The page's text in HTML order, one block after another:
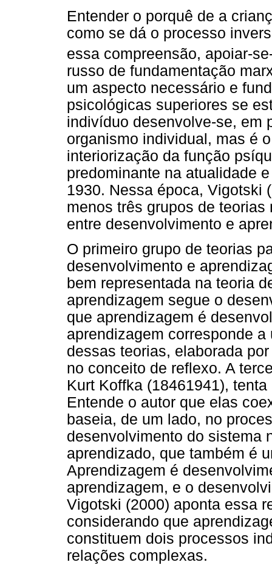
Entender o porquê de a
como se dá o processo
essa compreensão, apoiar-
russo de fundamentação
um aspecto necessário e
psicológicas superiores se
indivíduo desenvolve-se, em
organismo individual, mas é
interiorização da função
predominante na atualidade
1930. Nessa época, Vigotski
menos três grupos de
entre desenvolvimento e
O primeiro grupo de teorias
desenvolvimento e
bem representada na teoria
aprendizagem segue o
que aprendizagem é
aprendizagem corresponde
dessas teorias, elaborada
no conceito de reflexo. A
Kurt Koffka (18461941),
Entende o autor que elas
baseia, de um lado, no
desenvolvimento do sistema
aprendizado, que também é
Aprendizagem é
aprendizagem, e o
Vigotski (2000) aponta essa
considerando que
constituem dois processos
relações complexas.